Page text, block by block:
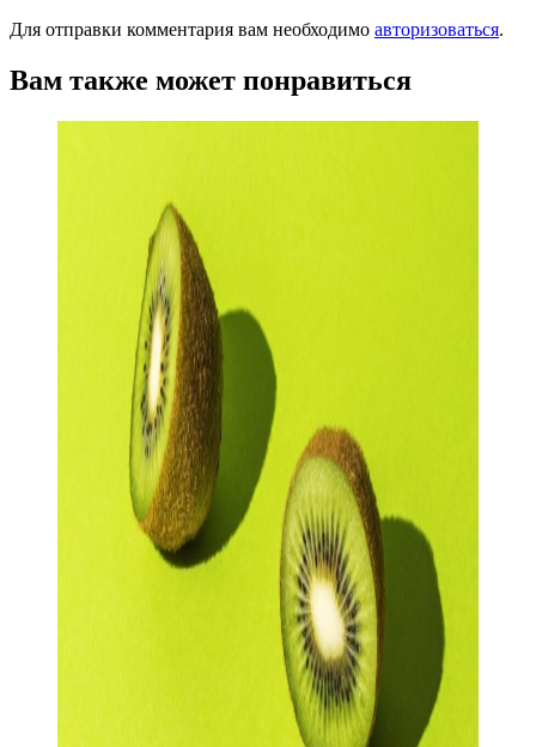
Для отправки комментария вам необходимо авторизоваться.
Вам также может понравиться